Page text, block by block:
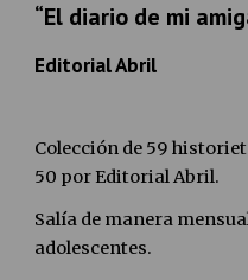
“El diario de mi
Editorial Abril
Colección de 59
50 por Editorial Abril.
Salía de manera
adolescentes.